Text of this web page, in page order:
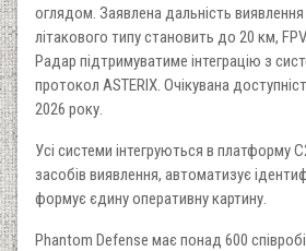
оглядом. Заявлена дальність виявлення
літакового типу становить до 20 км,
Радар підтримуватиме інтеграцію з
протокол ASTERIX. Очікувана
2026 року.
Усі системи інтегруються в платформу
засобів виявлення, автоматизує
формує єдину оперативну картину.
Phantom Defense має понад 600